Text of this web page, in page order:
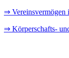
⇒ Vereinsvermögen
⇒ Körperschafts-